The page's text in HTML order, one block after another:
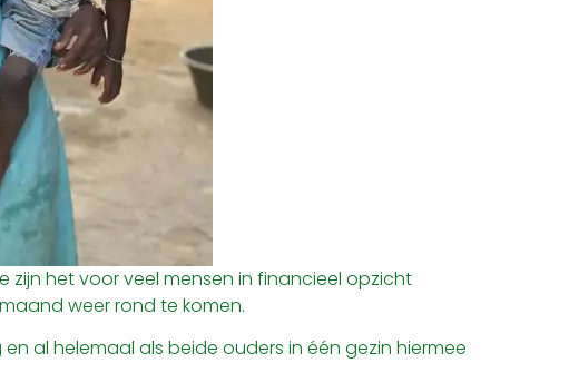
zijn het voor veel mensen in financieel opzicht
weer rond te komen.
al helemaal als beide ouders in één gezin hiermee